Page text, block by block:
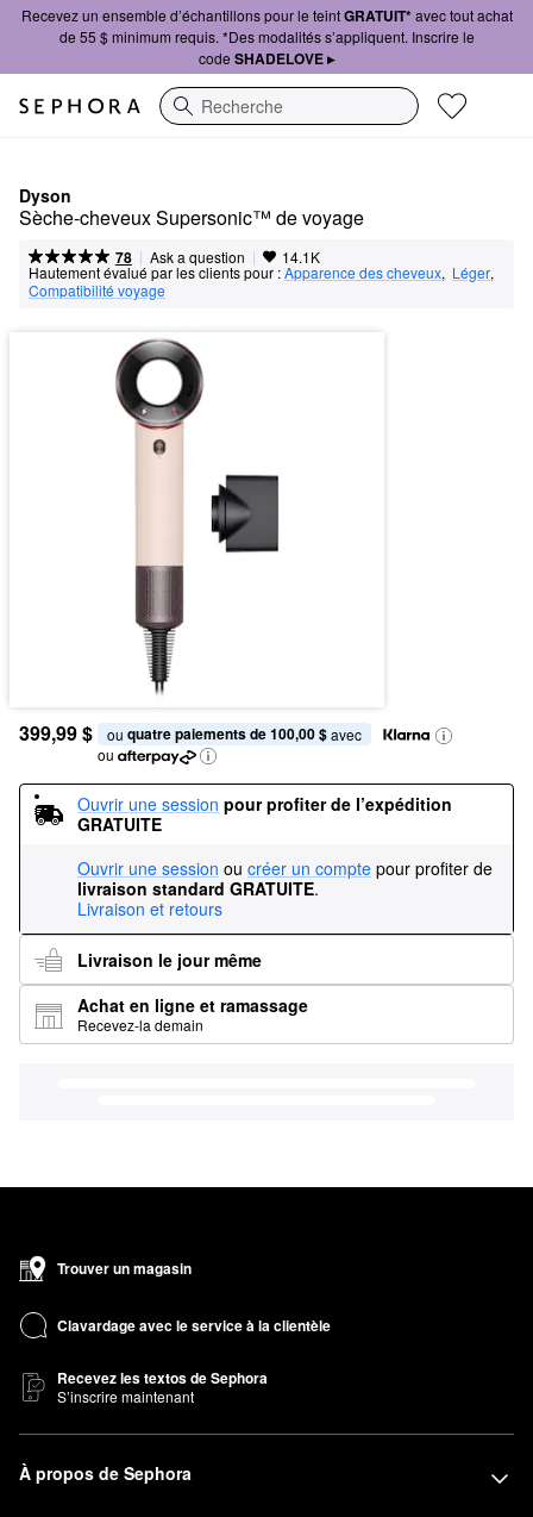
Recevez un ensemble d’échantillons pour le teintGRATUIT*avec tout achat
de 55 $ minimum requis. *Des modalités s’appliquent. Inscrire le
code SHADELOVE ▸
Recherche
Dyson
Sèche-cheveux Supersonic™ de voyage
78 | Ask a question | 14.1K
Hautement évalué par les clients pour :Apparence des cheveux, Léger,
Compatibilité voyage
399,99 $ ou quatre paiements de 100,00 $ avec
ou
Ouvrir une session pour profiter de l’expédition
GRATUITE
Ouvrir une session ou créer un compte pour profiter de
livraison standard GRATUITE.
Livraison et retours
Livraison le jour même
Achat en ligne et ramassage
Recevez-la demain
Trouver un magasin
Clavardage avec le service à la clientèle
Recevez les textos de Sephora
S’inscrire maintenant
À propos de Sephora